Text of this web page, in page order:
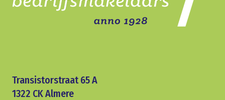
Transistorstraat 65 A
1322 CK Almere